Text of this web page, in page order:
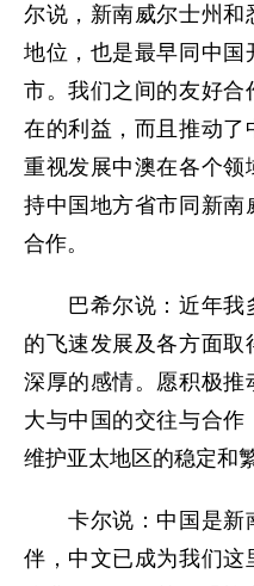
尔说，新南威尔士州
地位，也是最早同中国
市。我们之间的友好合
在的利益，而且推动
重视发展中澳在各个领
持中国地方省市同新
合作。
巴希尔说：近年我
的飞速发展及各方面
深厚的感情。愿积极
大与中国的交往与合
维护亚太地区的稳定和
卡尔说：中国是新
伴，中文已成为我们这